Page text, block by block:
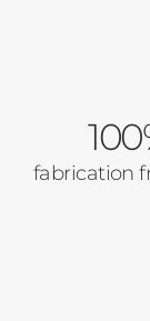
fabrication